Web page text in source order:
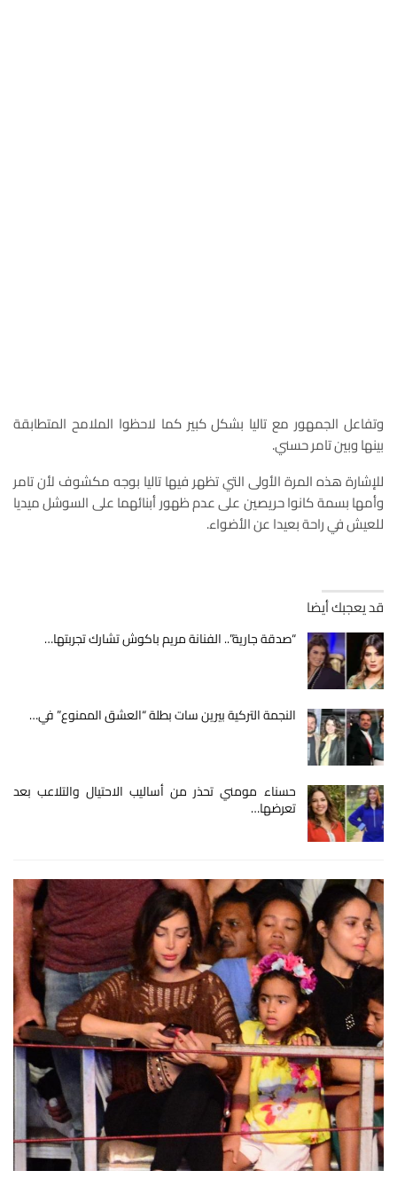
وتفاعل الجمهور مع تاليا بشكل كبير كما لاحظوا الملامح المتطابقة
بينها وبين تامر حسني.
للإشارة هذه المرة الأولى التي تظهر فيها تاليا بوجه مكشوف لأن تامر
وأمها بسمة كانوا حريصين على عدم ظهور أبنائهما على السوشل ميديا
للعيش في راحة بعيدا عن الأضواء.
قد يعجبك أيضا
“صدقة جارية”.. الفنانة مريم باكوش تشارك تجربتها…
النجمة التركية بيرين سات بطلة “العشق الممنوع” في…
حسناء مومني تحذر من أساليب الاحتيال والتلاعب بعد
تعرضها…